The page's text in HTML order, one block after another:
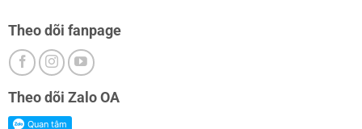
Theo dõi fanpage
Theo dõi Zalo OA